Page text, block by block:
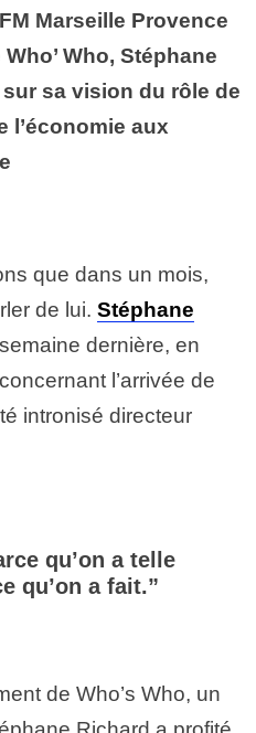
Marseille Provence
Who, Stéphane
sa vision du rôle de
l’économie aux
que dans un mois,
de lui. Stéphane
dernière, en
l’arrivée de
intronisé directeur
qu’on a telle
qu’on a fait.”
de Who’s Who, un